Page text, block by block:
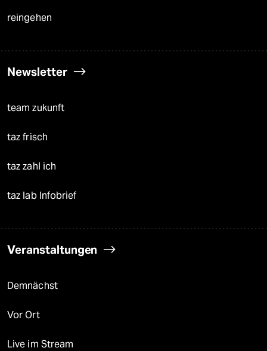
reingehen
Newsletter
team zukunft
taz frisch
taz zahl ich
taz lab Infobrief
Veranstaltungen
Demnächst
Vor Ort
Live im Stream